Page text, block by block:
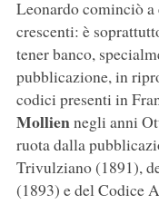
Leonardo cominciò a
crescenti: è
tener banco,
pubblicazione, in
codici presenti in
Molliennegli anni
ruota dalla
Trivulziano (1891),
(1893) e del Codice